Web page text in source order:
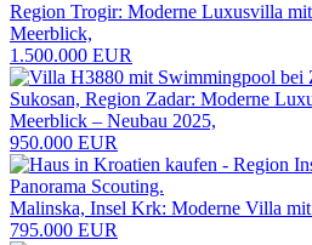
Region Trogir: Moderne Luxusvilla
Meerblick,
1.500.000 EUR
Sukosan, Region Zadar: Moderne
Meerblick – Neubau 2025,
950.000 EUR
Malinska, Insel Krk: Moderne Villa
795.000 EUR